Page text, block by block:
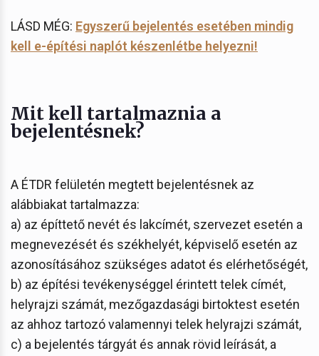
LÁSD MÉG: Egyszerű bejelentés esetében mindig
kell e-építési naplót készenlétbe helyezni!
Mit kell tartalmaznia a
bejelentésnek?
A ÉTDR felületén megtett bejelentésnek az
alábbiakat tartalmazza:
a) az építtető nevét és lakcímét, szervezet esetén a
megnevezését és székhelyét, képviselő esetén az
azonosításához szükséges adatot és elérhetőségét,
b) az építési tevékenységgel érintett telek címét,
helyrajzi számát, mezőgazdasági birtoktest esetén
az ahhoz tartozó valamennyi telek helyrajzi számát,
c) a bejelentés tárgyát és annak rövid leírását, a